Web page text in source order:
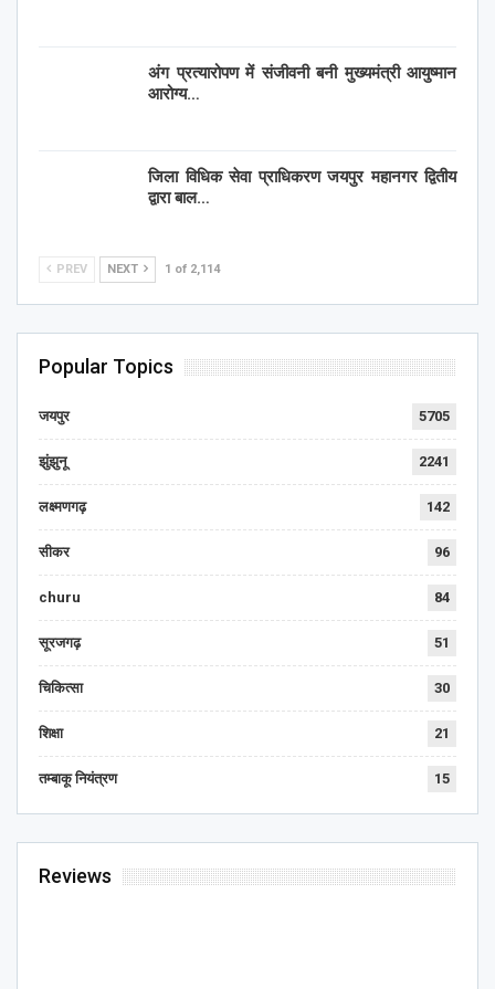
अंग प्रत्यारोपण में संजीवनी बनी मुख्यमंत्री आयुष्मान
आरोग्य…
जिला विधिक सेवा प्राधिकरण जयपुर महानगर द्वितीय
द्वारा बाल…
PREV NEXT 1 of 2,114
Popular Topics
जयपुर 5705
झुंझुनू 2241
लक्ष्मणगढ़ 142
सीकर 96
churu 84
सूरजगढ़ 51
चिकित्सा 30
शिक्षा 21
तम्बाकू नियंत्रण 15
Reviews